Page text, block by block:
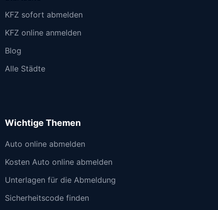
KFZ sofort abmelden
KFZ online anmelden
Blog
Alle Städte
Wichtige Themen
Auto online abmelden
Kosten Auto online abmelden
Unterlagen für die Abmeldung
Sicherheitscode finden